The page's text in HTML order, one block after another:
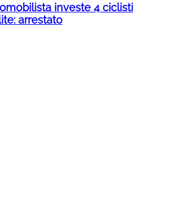
investe 4 ciclisti
arrestato